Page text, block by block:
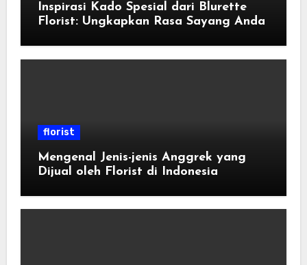
Inspirasi Kado Spesial dari Blurette
Florist: Ungkapkan Rasa Sayang Anda
florist
Mengenal Jenis-jenis Anggrek yang
Dijual oleh Florist di Indonesia